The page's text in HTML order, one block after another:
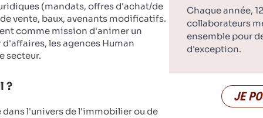
(mandats, offres d'achat/de
vente, baux, avenants modificatifs.
comme mission d'animer un
les agences Human
secteur.
?
dans l'univers de l'immobilier ou de
Chaque année,
collaborateurs
ensemble pour
d'exception.
JE